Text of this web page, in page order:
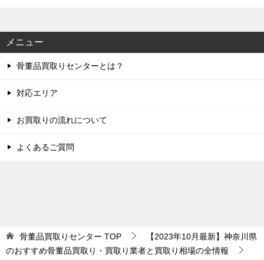
メニュー
骨董品買取りセンターとは？
対応エリア
お買取りの流れについて
よくあるご質問
骨董品買取りセンター TOP
【2023年10月最新】神奈川県
のおすすめ骨董品買取り・買取り業者と買取り相場の全情報